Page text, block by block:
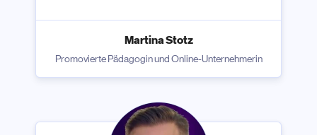
Martina Stotz
Promovierte Pädagogin und Online-Unternehmerin